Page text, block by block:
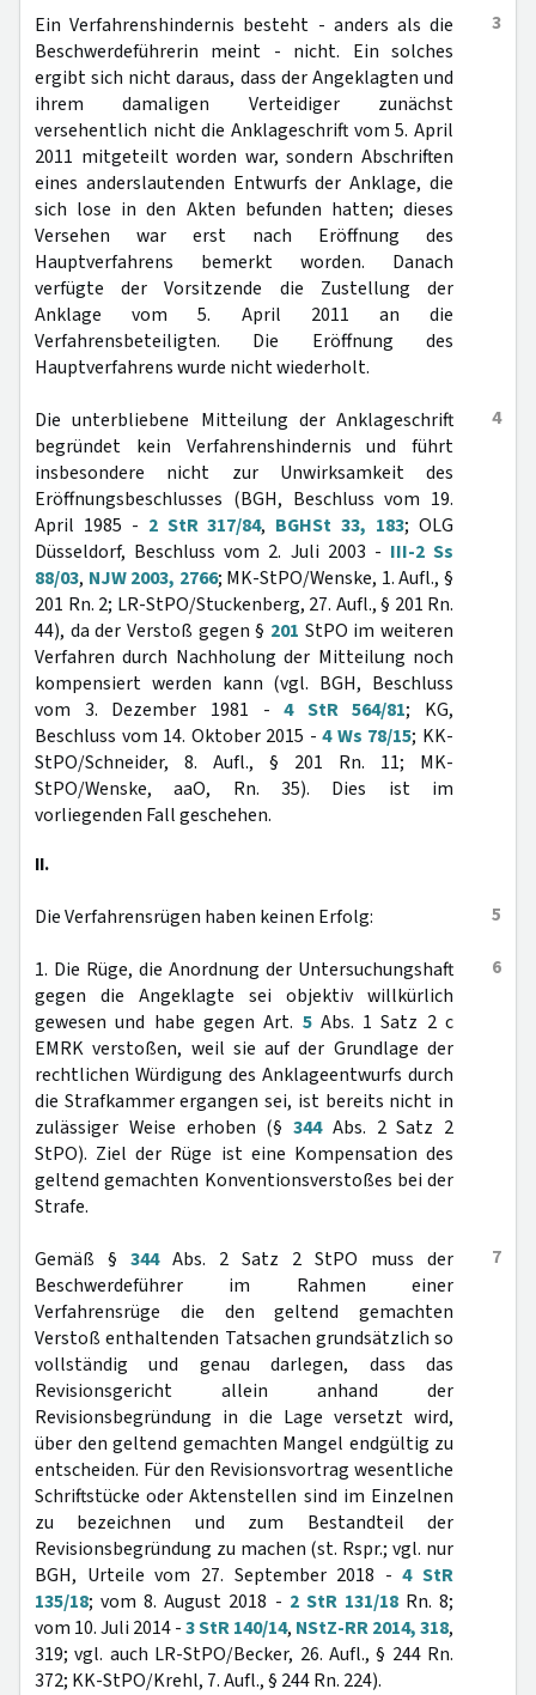
3
Ein Verfahrenshindernis besteht - anders als die
Beschwerdeführerin meint - nicht. Ein solches
ergibt sich nicht daraus, dass der Angeklagten und
ihrem damaligen Verteidiger zunächst
versehentlich nicht die Anklageschrift vom 5. April
2011 mitgeteilt worden war, sondern Abschriften
eines anderslautenden Entwurfs der Anklage, die
sich lose in den Akten befunden hatten; dieses
Versehen war erst nach Eröffnung des
Hauptverfahrens bemerkt worden. Danach
verfügte der Vorsitzende die Zustellung der
Anklage vom 5. April 2011 an die
Verfahrensbeteiligten. Die Eröffnung des
Hauptverfahrens wurde nicht wiederholt.
4
Die unterbliebene Mitteilung der Anklageschrift
begründet kein Verfahrenshindernis und führt
insbesondere nicht zur Unwirksamkeit des
Eröffnungsbeschlusses (BGH, Beschluss vom 19.
April 1985 - 2 StR 317/84, BGHSt 33, 183; OLG
Düsseldorf, Beschluss vom 2. Juli 2003 - III-2 Ss
88/03, NJW 2003, 2766; MK-StPO/Wenske, 1. Aufl., §
201 Rn. 2; LR-StPO/Stuckenberg, 27. Aufl., § 201 Rn.
44), da der Verstoß gegen § 201 StPO im weiteren
Verfahren durch Nachholung der Mitteilung noch
kompensiert werden kann (vgl. BGH, Beschluss
vom 3. Dezember 1981 -4 StR 564/81; KG,
Beschluss vom 14. Oktober 2015 -4 Ws 78/15; KK-
StPO/Schneider, 8. Aufl., § 201 Rn. 11; MK-
StPO/Wenske, aaO, Rn. 35). Dies ist im
vorliegenden Fall geschehen.
II.
5
Die Verfahrensrügen haben keinen Erfolg:
6
1. Die Rüge, die Anordnung der Untersuchungshaft
gegen die Angeklagte sei objektiv willkürlich
gewesen und habe gegen Art. 5Abs. 1 Satz 2 c
EMRK verstoßen, weil sie auf der Grundlage der
rechtlichen Würdigung des Anklageentwurfs durch
die Strafkammer ergangen sei, ist bereits nicht in
zulässiger Weise erhoben (§ 344Abs. 2 Satz 2
StPO). Ziel der Rüge ist eine Kompensation des
geltend gemachten Konventionsverstoßes bei der
Strafe.
7
Gemäß § 344Abs. 2 Satz 2 StPO muss der
Beschwerdeführer im Rahmen einer
Verfahrensrüge die den geltend gemachten
Verstoß enthaltenden Tatsachen grundsätzlich so
vollständig und genau darlegen, dass das
Revisionsgericht allein anhand der
Revisionsbegründung in die Lage versetzt wird,
über den geltend gemachten Mangel endgültig zu
entscheiden. Für den Revisionsvortrag wesentliche
Schriftstücke oder Aktenstellen sind im Einzelnen
zu bezeichnen und zum Bestandteil der
Revisionsbegründung zu machen (st. Rspr.; vgl. nur
BGH, Urteile vom 27. September 2018 -4 StR
135/18; vom 8. August 2018 - 2 StR 131/18Rn. 8;
vom 10. Juli 2014 -3 StR 140/14, NStZ-RR 2014, 318,
319; vgl. auch LR-StPO/Becker, 26. Aufl., § 244 Rn.
372; KK-StPO/Krehl, 7. Aufl., § 244 Rn. 224).